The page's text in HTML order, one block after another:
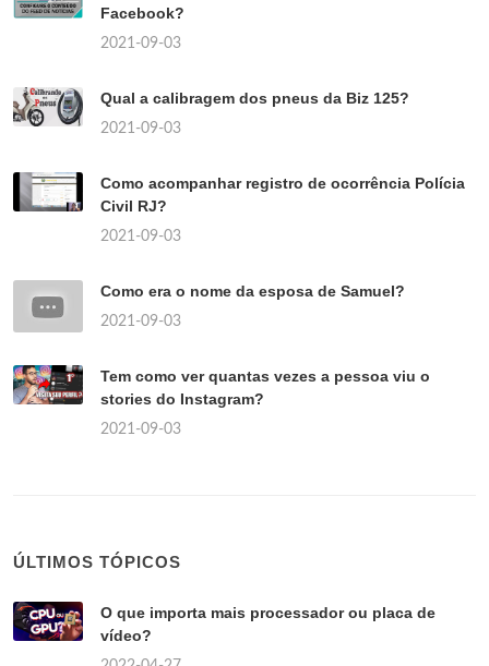
Facebook?
2021-09-03
Qual a calibragem dos pneus da Biz 125?
2021-09-03
Como acompanhar registro de ocorrência Polícia
Civil RJ?
2021-09-03
Como era o nome da esposa de Samuel?
2021-09-03
Tem como ver quantas vezes a pessoa viu o
stories do Instagram?
2021-09-03
ÚLTIMOS TÓPICOS
O que importa mais processador ou placa de
vídeo?